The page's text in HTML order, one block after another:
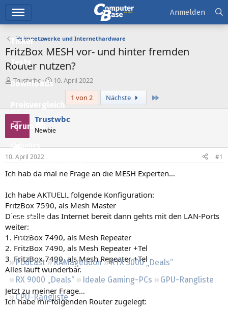
Ticker
Tests
Downloads
Forum
Aktuelles
Empfohlene Inhalte
Neueste Aktivitäten
Leserartikel
Regeln
Podcast RAMageddon
RTX 5000 „Deals“
RX 9000 „Deals“
Ideale Gaming-PCs
GPU-Rangliste
CPU-Rangliste
Anmelden
Heimnetzwerke und Internethardware
FritzBox MESH vor- und hinter fremden
Router nutzen?
E
t
e
l
e
Trustwbc
E
t
e
l
m
10. April 2022
1 von 2
Nächste
T Trustwbc
Newbie
10. April 2022 #1
Ich hab da mal ne Frage an die MESH Experten…
Ich habe AKTUELL folgende Konfiguration:
FritzBox 7590, als Mesh Master
Diese stelle das Internet bereit dann gehts mit den LAN-Ports
weiter:
1. FritzBox 7490, als Mesh Repeater
2. FritzBox 7490, als Mesh Repeater +Tel
3. FritzBox 7490, als Mesh Repeater +Tel
Alles läuft wunderbar.
Jetzt zu meiner Frage…
Ich habe mir folgenden Router zugelegt: